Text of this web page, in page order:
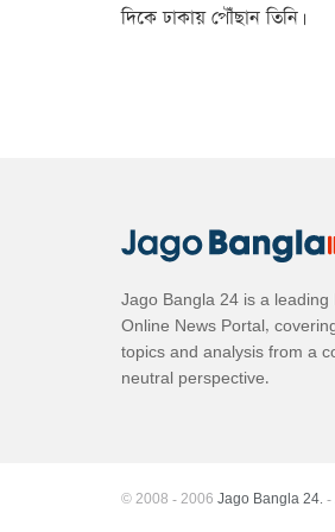
দিকে ঢাকায় পৌঁছান তিনি।
Jago Bangla 24 is a leading
Online News Portal,
topics and analysis from a
neutral perspective.
© 2008 - 2006 Jago Bangla 24. -